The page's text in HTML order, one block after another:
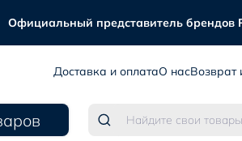
Официальный представитель брендов
Доставка и оплатаО насВозврат